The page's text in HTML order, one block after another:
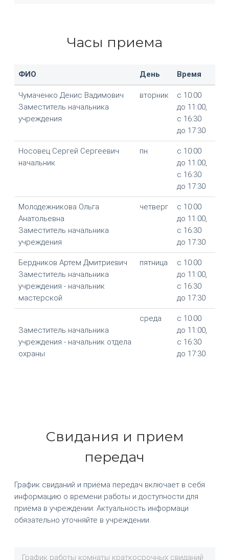
Часы приема
ФИО День Время
Чумаченко Денис Вадимович
Заместитель начальника
учреждения
вторник
с 10:00
до 11:00,
с 16:30
до 17:30
Носовец Сергей Сергеевич
начальник
пн.
с 10:00
до 11:00,
с 16:30
до 17:30
Молодежникова Ольга
Анатольевна
Заместитель начальника
учреждения
четверг
с 10:00
до 11:00,
с 16:30
до 17:30
Бердников Артем Дмитриевич
Заместитель начальника
учреждения - начальник
мастерской
пятница
с 10:00
до 11:00,
с 16:30
до 17:30
Заместитель начальника
учреждения - начальник отдела
охраны
среда
с 10:00
до 11:00,
с 16:30
до 17:30
Свидания и прием
передач
График свиданий и приёма передач включает в себя
информацию о времени работы и доступности для
приёма в учреждении. Актуальность информаци
обязательно уточняйте в учреждении.
График работы комнаты краткосрочных свиданий